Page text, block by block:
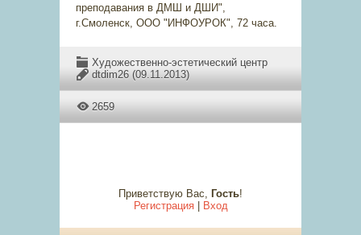
преподавания в ДМШ и ДШИ",
г.Смоленск, ООО "ИНФОУРОК", 72 часа.
Художественно-эстетический центр
dtdim26 (09.11.2013)
2659
Приветствую Вас, Гость!
Регистрация| Вход